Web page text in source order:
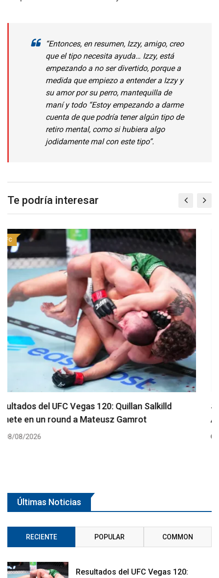
“Entonces, en resumen, Izzy, amigo, creo
que el tipo necesita ayuda… Izzy, está
empezando a no ser divertido, porque a
medida que empiezo a entender a Izzy y
su amor por su perro, mantequilla de
maní y todo “Estoy empezando a darme
cuenta de que podría tener algún tipo de
retiro mental, como si hubiera algo
jodidamente mal con este tipo”.
Te podría interesar
UFC
Se presenta un nuevo y remodelado UFC Meta
Apex
08/08/2026
Últimas Noticias
RECIENTE POPULAR COMMON
Resultados del UFC Vegas 120: